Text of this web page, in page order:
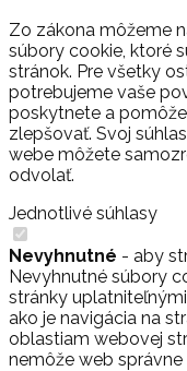
Zo zákona môžeme
súbory cookie, ktoré
stránok. Pre všetky
potrebujeme vaše
poskytnete a
zlepšovať. Svoj
webe môžete
odvolať.
Jednotlivé súhlasy
Nevyhnutné - aby
Nevyhnutné súbory
stránky
ako je navigácia na
oblastiam webovej
nemôže web